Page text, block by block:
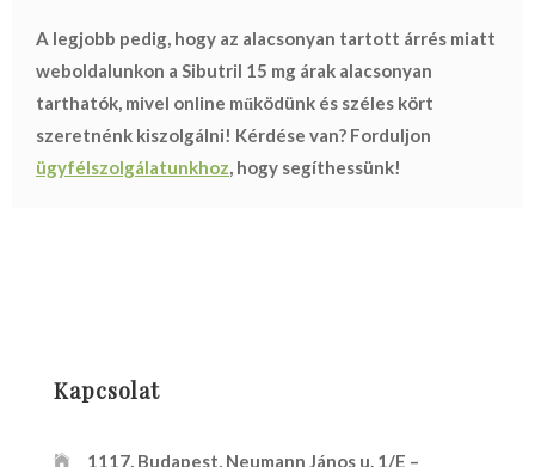
A legjobb pedig, hogy az alacsonyan tartott árrés miatt
weboldalunkon a Sibutril 15 mg árak alacsonyan
tarthatók, mivel online működünk és széles kört
szeretnénk kiszolgálni! Kérdése van? Forduljon
ügyfélszolgálatunkhoz, hogy segíthessünk!
Kapcsolat
1117, Budapest, Neumann János u. 1/E –